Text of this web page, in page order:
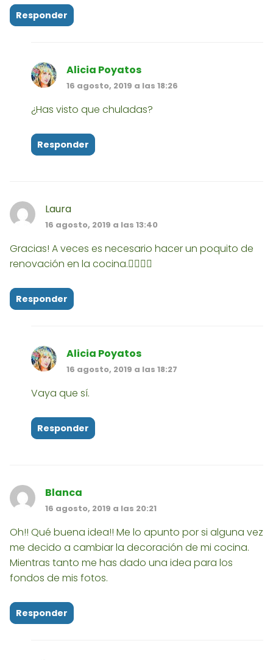
Responder
Alicia Poyatos
16 agosto, 2019 a las 18:26
¿Has visto que chuladas?
Responder
Laura
16 agosto, 2019 a las 13:40
Gracias! A veces es necesario hacer un poquito de
renovación en la cocina.👍🏼👍🏼
Responder
Alicia Poyatos
16 agosto, 2019 a las 18:27
Vaya que sí.
Responder
Blanca
16 agosto, 2019 a las 20:21
Oh!! Qué buena idea!! Me lo apunto por si alguna vez
me decido a cambiar la decoración de mi cocina.
Mientras tanto me has dado una idea para los
fondos de mis fotos.
Responder